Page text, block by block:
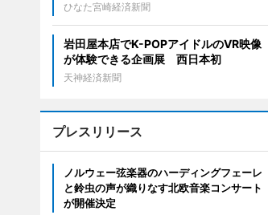
ひなた宮崎経済新聞
岩田屋本店でK-POPアイドルのVR映像
が体験できる企画展 西日本初
天神経済新聞
プレスリリース
ノルウェー弦楽器のハーディングフェーレ
と鈴虫の声が織りなす北欧音楽コンサート
が開催決定